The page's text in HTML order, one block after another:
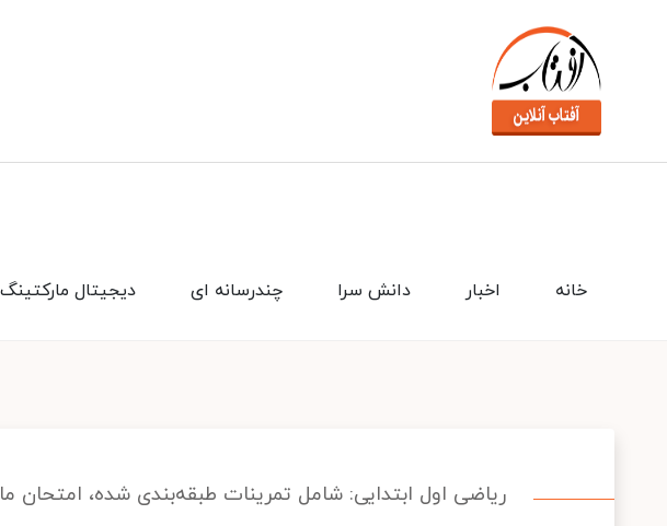
دیجیتال مارکتینگ چندرسانه ای دانش سرا اخبار خانه
ریاضی اول ابتدایی: شامل تمرینات طبقه‌بندی شده، امتحان